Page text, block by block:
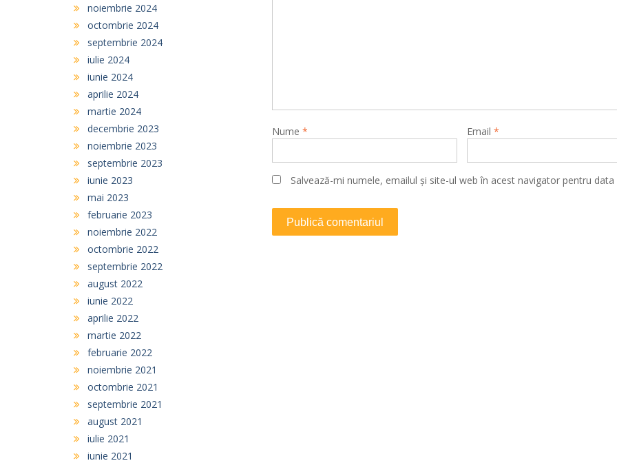
Nume * Email*
Salvează-mi numele, emailul și site-ul web în acest navigator pentru
noiembrie 2024
octombrie 2024
septembrie 2024
iulie 2024
iunie 2024
aprilie 2024
martie 2024
decembrie 2023
noiembrie 2023
septembrie 2023
iunie 2023
mai 2023
februarie 2023
noiembrie 2022
octombrie 2022
septembrie 2022
august 2022
iunie 2022
aprilie 2022
martie 2022
februarie 2022
noiembrie 2021
octombrie 2021
septembrie 2021
august 2021
iulie 2021
iunie 2021